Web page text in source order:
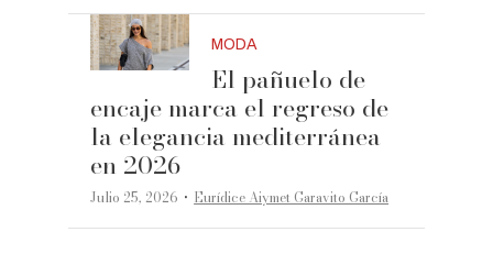
MODA
El pañuelo de
encaje marca el regreso de
la elegancia mediterránea
en 2026
Julio 25, 2026 ·Eurídice Aiymet Garavito García